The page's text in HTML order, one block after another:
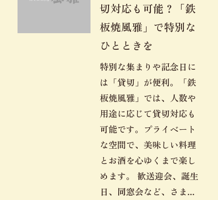
切対応も可能？「鉄
板焼風雅」で特別な
ひとときを
特別な集まりや記念日に
は「貸切」が便利。「鉄
板焼風雅」では、人数や
用途に応じて貸切対応も
可能です。プライベート
な空間で、美味しい料理
とお酒を心ゆくまで楽し
めます。 歓送迎会、誕生
日、同窓会など、さま...